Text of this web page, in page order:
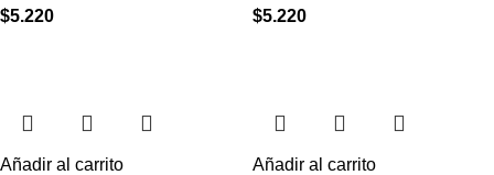
$5.220
$5.220
Añadir al carrito Añadir al carrito